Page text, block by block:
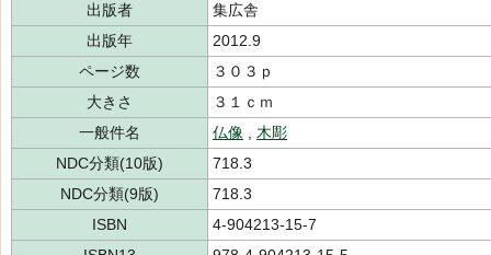
出版者
集広舎
出版年
2012.9
ページ数
３０３ｐ
大きさ
３１ｃｍ
一般件名
仏像
木彫
NDC分類(10版)
718.3
NDC分類(9版)
718.3
ISBN
4-904213-15-7